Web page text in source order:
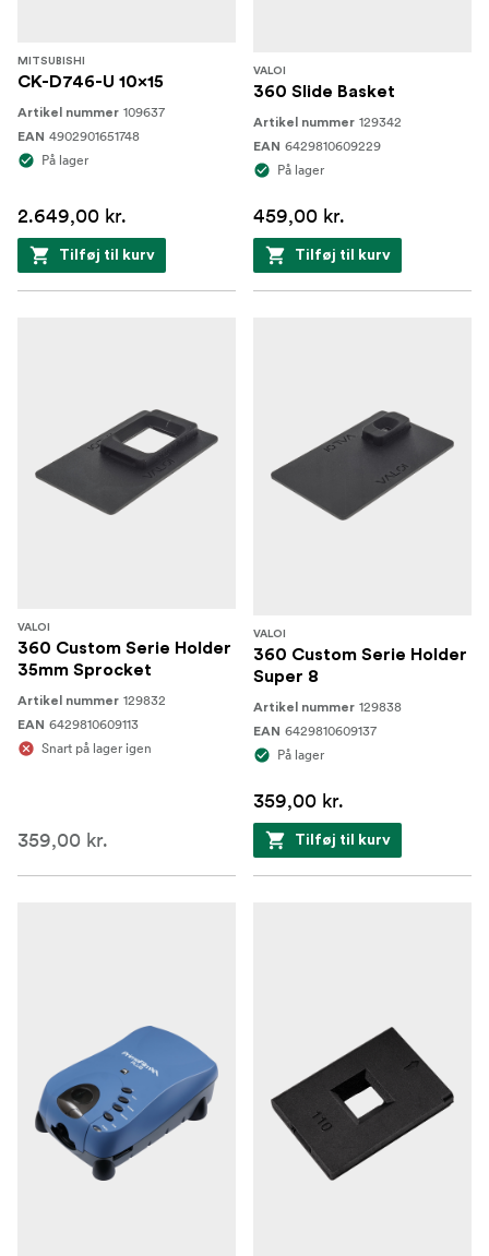
MITSUBISHI
CK-D746-U 10x15
Artikel nummer 109637
EAN 4902901651748
På lager
2.649,00 kr.
Tilføj til kurv
VALOI
360 Slide Basket
Artikel nummer 129342
EAN 6429810609229
På lager
459,00 kr.
Tilføj til kurv
VALOI
360 Custom Serie Holder
35mm Sprocket
Artikel nummer 129832
EAN 6429810609113
Snart på lager igen
359,00 kr.
VALOI
360 Custom Serie Holder
Super 8
Artikel nummer 129838
EAN 6429810609137
På lager
359,00 kr.
Tilføj til kurv